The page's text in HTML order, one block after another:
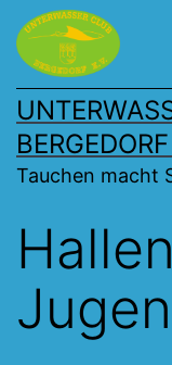
Zum
Inhalt
springen
Tauchen macht